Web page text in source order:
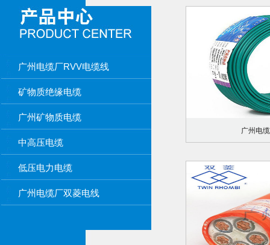
广州电缆厂RVV电缆线
矿物质绝缘电缆
广州矿物质电缆
中高压电缆
低压电力电缆
广州电缆厂双菱电线
广州电